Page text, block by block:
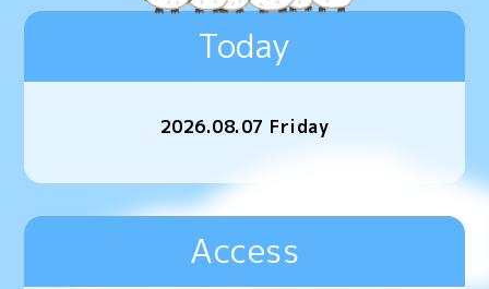
Today
2026.08.07 Friday
Access